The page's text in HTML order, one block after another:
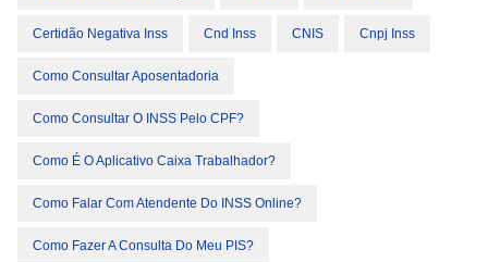
Certidão Negativa Inss Cnd Inss CNIS Cnpj Inss
Como Consultar Aposentadoria
Como Consultar O INSS Pelo CPF?
Como É O Aplicativo Caixa Trabalhador?
Como Falar Com Atendente Do INSS Online?
Como Fazer A Consulta Do Meu PIS?